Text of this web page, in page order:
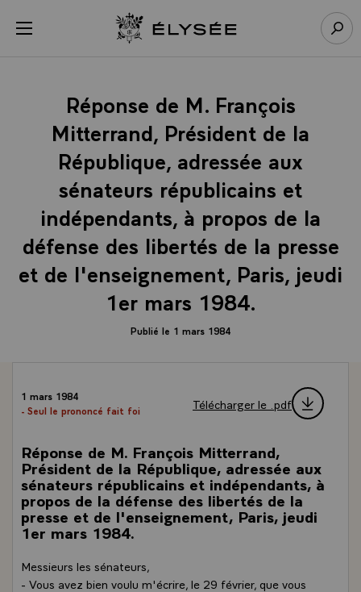
menu Retour à l’accueil Élysée
Réponse de M. François
Mitterrand, Président de la
République, adressée aux
sénateurs républicains et
indépendants, à propos de la
défense des libertés de la presse
et de l'enseignement, Paris, jeudi
1er mars 1984.
Publié le 1 mars 1984
1 mars 1984
- Seul le prononcé fait foi
Télécharger le .pdf
Réponse de M. François Mitterrand,
Président de la République, adressée aux
sénateurs républicains et indépendants, à
propos de la défense des libertés de la
presse et de l'enseignement, Paris, jeudi
1er mars 1984.
Messieurs les sénateurs,
- Vous avez bien voulu m'écrire, le 29 février, que vous
Panneau de gestion des cookies